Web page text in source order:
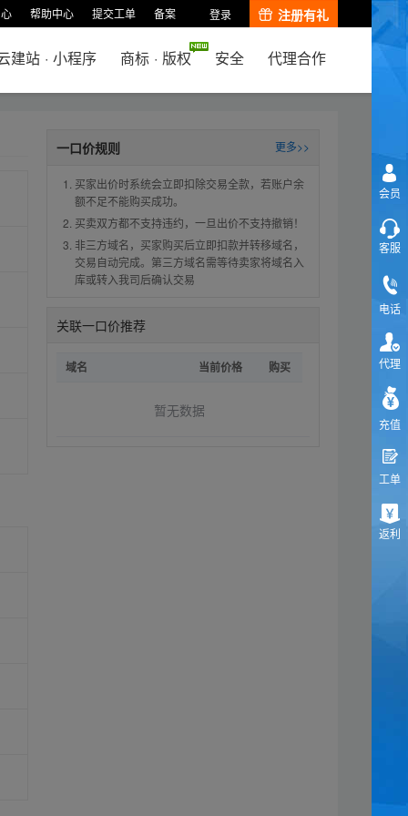
帮助中心 提交工单 备案 登录 注册有礼
建站 · 小程序 商标 · 版权 安全 代理合作
一口价规则 更多>>
买家出价时系统会立即扣除交易全款，若账户余
额不足不能购买成功。
买卖双方都不支持违约，一旦出价不支持撤销！
非三方域名，买家购买后立即扣款并转移域名，
交易自动完成。第三方域名需等待卖家将域名入
库或转入我司后确认交易
关联一口价推荐
域名 当前价格 购买
暂无数据
会员
客服
电话
代理
充值
工单
返利